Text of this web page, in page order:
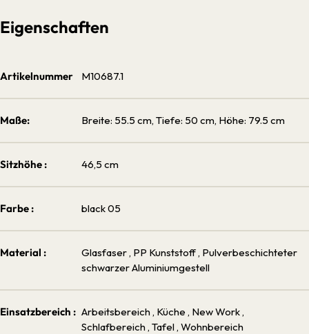
Eigenschaften
Artikelnummer M10687.1
Maße: Breite: 55.5 cm, Tiefe: 50 cm, Höhe: 79.5 cm
Sitzhöhe : 46,5 cm
Farbe : black 05
Material : Glasfaser , PP Kunststoff , Pulverbeschichteter
schwarzer Aluminiumgestell
Einsatzbereich : Arbeitsbereich , Küche , New Work ,
Schlafbereich , Tafel , Wohnbereich